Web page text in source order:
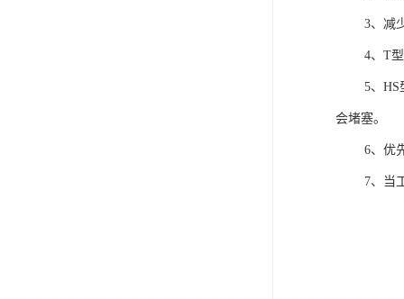
3、减少
4、T型缓
5、HS型
会堵塞。
6、优先采
7、当工